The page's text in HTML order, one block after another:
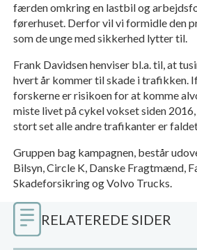
færden omkring en lastbil og
førerhuset. Derfor vil vi formidle den
som de unge med sikkerhed lytter til.
Frank Davidsen henviser bl.a. til, at
hvert år kommer til skade i trafikken.
forskerne er risikoen for at komme
miste livet på cykel vokset siden
stort set alle andre trafikanter er
Gruppen bag kampagnen, består
Bilsyn, Circle K, Danske Fragtmænd,
Skadeforsikring og Volvo Trucks.
RELATEREDE SIDER